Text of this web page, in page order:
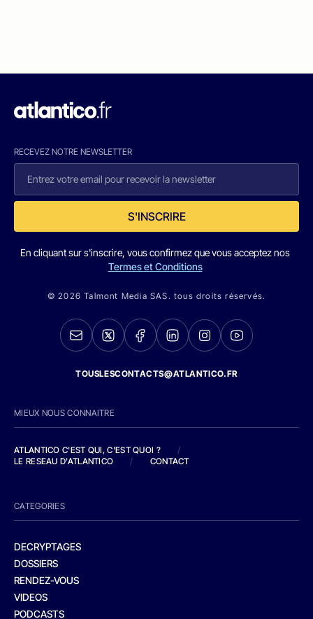
RECEVEZ NOTRE NEWSLETTER
S'INSCRIRE
En cliquant sur s'inscrire, vous confirmez que vous acceptez nos
Termes et Conditions
© 2026 Talmont Media SAS. tous droits réservés.
TOUSLESCONTACTS@ATLANTICO.FR
MIEUX NOUS CONNAITRE
ATLANTICO C'EST QUI, C'EST QUOI ?
/
LE RESEAU D'ATLANTICO
/ CONTACT
CATEGORIES
DECRYPTAGES
DOSSIERS
RENDEZ-VOUS
VIDEOS
PODCASTS